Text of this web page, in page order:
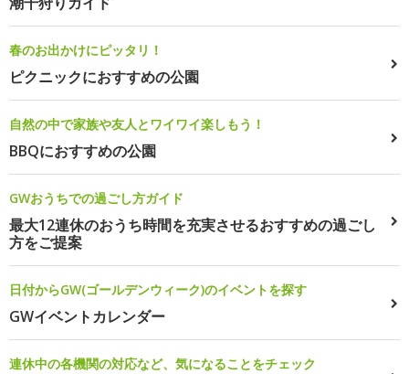
春のお出かけにピッタリ！
ピクニックにおすすめの公園
自然の中で家族や友人とワイワイ楽しもう！
BBQにおすすめの公園
GWおうちでの過ごし方ガイド
最大12連休のおうち時間を充実させるおすすめの過ごし
方をご提案
日付からGW(ゴールデンウィーク)のイベントを探す
GWイベントカレンダー
連休中の各機関の対応など、気になることをチェック